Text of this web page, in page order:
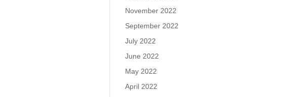
November 2022
September 2022
July 2022
June 2022
May 2022
April 2022